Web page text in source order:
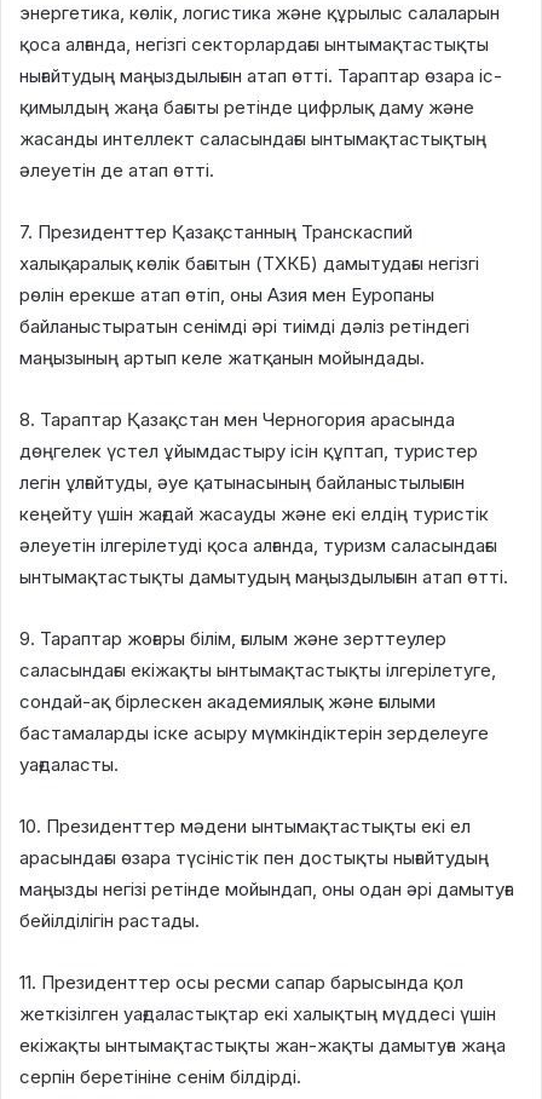
энергетика, көлік, логистика және құрылыс салаларын
қоса алғанда, негізгі секторлардағы ынтымақтастықты
нығайтудың маңыздылығын атап өтті. Тараптар өзара іс-
қимылдың жаңа бағыты ретінде цифрлық даму және
жасанды интеллект саласындағы ынтымақтастықтың
әлеуетін де атап өтті.
7. Президенттер Қазақстанның Транскаспий
халықаралық көлік бағытын (ТХКБ) дамытудағы негізгі
рөлін ерекше атап өтіп, оны Азия мен Еуропаны
байланыстыратын сенімді әрі тиімді дәліз ретіндегі
маңызының артып келе жатқанын мойындады.
8. Тараптар Қазақстан мен Черногория арасында
дөңгелек үстел ұйымдастыру ісін құптап, туристер
легін ұлғайтуды, әуе қатынасының байланыстылығын
кеңейту үшін жағдай жасауды және екі елдің туристік
әлеуетін ілгерілетуді қоса алғанда, туризм саласындағы
ынтымақтастықты дамытудың маңыздылығын атап өтті.
9. Тараптар жоғары білім, ғылым және зерттеулер
саласындағы екіжақты ынтымақтастықты ілгерілетуге,
сондай-ақ бірлескен академиялық және ғылыми
бастамаларды іске асыру мүмкіндіктерін зерделеуге
уағдаласты.
10. Президенттер мәдени ынтымақтастықты екі ел
арасындағы өзара түсіністік пен достықты нығайтудың
маңызды негізі ретінде мойындап, оны одан әрі дамытуға
бейілділігін растады.
11. Президенттер осы ресми сапар барысында қол
жеткізілген уағдаластықтар екі халықтың мүддесі үшін
екіжақты ынтымақтастықты жан-жақты дамытуға жаңа
серпін беретініне сенім білдірді.